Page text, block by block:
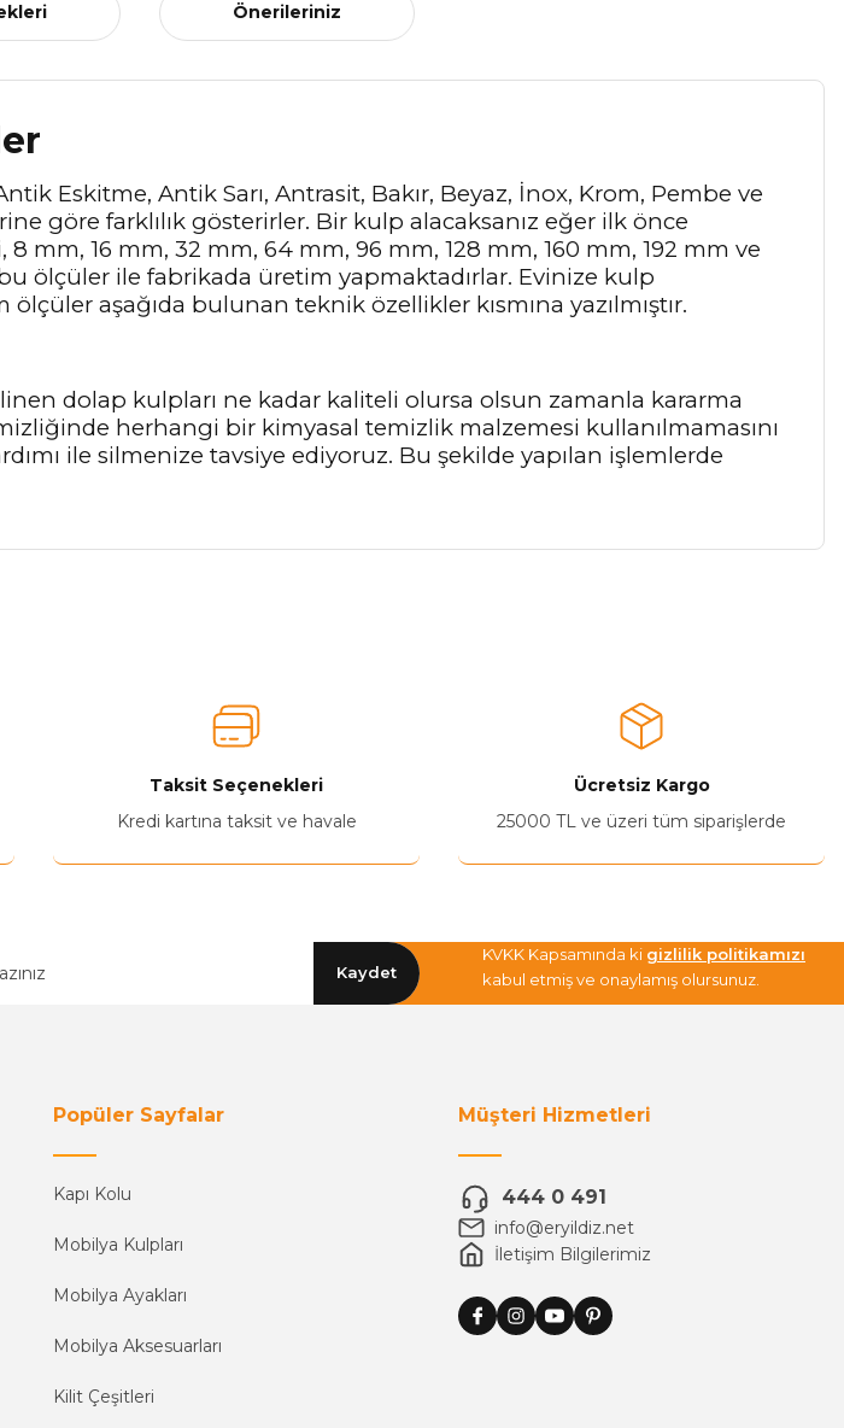
Önerileriniz
Eskitme, Antik Sarı, Antrasit, Bakır, Beyaz, İnox, Krom, Pembe ve
göre farklılık gösterirler. Bir kulp alacaksanız eğer ilk önce
mm, 16 mm, 32 mm, 64 mm, 96 mm, 128 mm, 160 mm, 192 mm ve
ölçüler ile fabrikada üretim yapmaktadırlar. Evinize kulp
aşağıda bulunan teknik özellikler kısmına yazılmıştır.
dolap kulpları ne kadar kaliteli olursa olsun zamanla kararma
herhangi bir kimyasal temizlik malzemesi kullanılmamasını
ile silmenize tavsiye ediyoruz. Bu şekilde yapılan işlemlerde
Taksit Seçenekleri
Kredi kartına taksit ve havale
Ücretsiz Kargo
25000 TL ve üzeri tüm siparişlerde
Kaydet
KVKK Kapsamında ki gizlilik politikamızı
kabul etmiş ve onaylamış olursunuz.
Popüler Sayfalar
Kapı Kolu
Mobilya Kulpları
Mobilya Ayakları
Mobilya Aksesuarları
Kilit Çeşitleri
Müşteri Hizmetleri
444 0 491
info@eryildiz.net
İletişim Bilgilerimiz